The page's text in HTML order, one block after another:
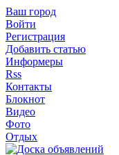
Ваш город
Войти
Регистрация
Добавить статью
Информеры
Rss
Контакты
Блокнот
Видео
Фото
Отдых